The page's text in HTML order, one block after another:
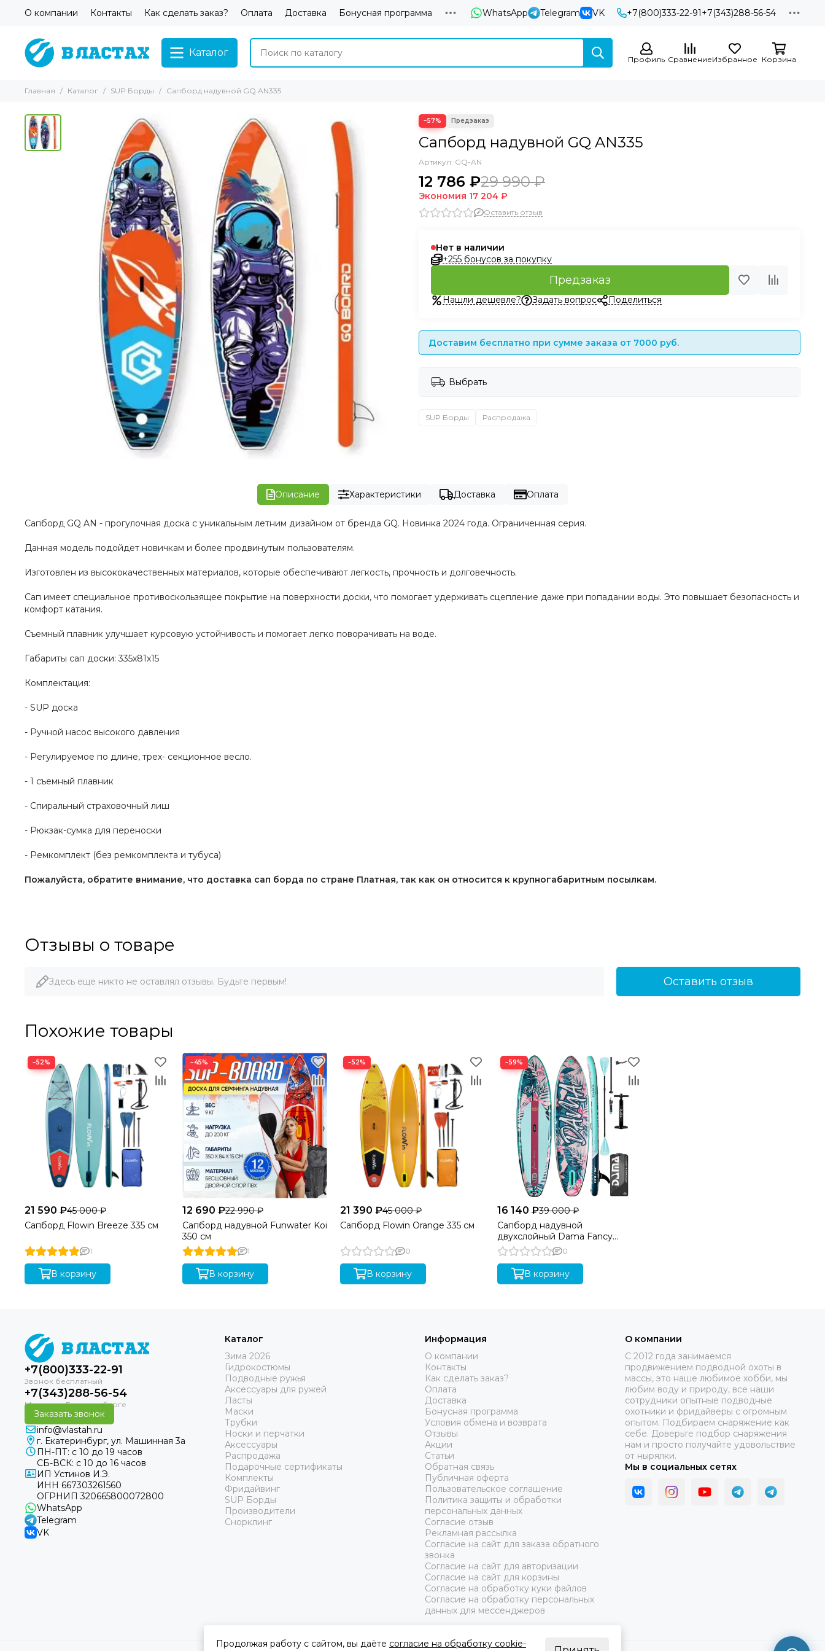
О компании Контакты Как сделать заказ? Оплата Доставка Бонусная программа WhatsApp Telegram VK +7(800)333-22-91+7(343)288-56-54
Каталог
Профиль СравнениеИзбранное Корзина
Главная Каталог SUP Борды Сапборд надувной GQ AN335
−57%
Сапборд надувной GQ AN335
Артикул: GQ-AN
12 786 ₽29 990 ₽
Экономия 17 204 ₽
Оставить отзыв
Нет в наличии
+255 бонусов за покупку
Предзаказ
Нашли дешевле? Задать вопрос Поделиться
Доставим бесплатно при сумме заказа от 7000 руб.
Выбрать
SUP Борды Распродажа
Описание Характеристики Доставка Оплата
Сапборд GQ AN - прогулочная доска с уникальным летним дизайном от бренда GQ. Новинка 2024 года. Ограниченная серия.
Данная модель подойдет новичкам и более продвинутым пользователям.
Изготовлен из высококачественных материалов, которые обеспечивают легкость, прочность и долговечность.
Сап имеет специальное противоскользящее покрытие на поверхности доски, что помогает удерживать сцепление даже при попадании воды. Это повышает безопасность и
комфорт катания.
Съемный плавник улучшает курсовую устойчивость и помогает легко поворачивать на воде.
Габариты сап доски: 335x81x15
Комплектация:
- SUP доска
- Ручной насос высокого давления
- Регулируемое по длине, трех- секционное весло.
- 1 съемный плавник
- Спиральный страховочный лиш
- Рюкзак-сумка для переноски
- Ремкомплект (без ремкомплекта и тубуса)
Пожалуйста, обратите внимание, что доставка сап борда по стране Платная, так как он относится к крупногабаритным посылкам.
Отзывы о товаре
Здесь еще никто не оставлял отзывы. Будьте первым! Оставить отзыв
Похожие товары
−52%
21 590 ₽45 000 ₽
Сапборд Flowin Breeze 335 см
1
В корзину
−45%
12 690 ₽22 990 ₽
Сапборд надувной Funwater Koi
350 см
1
В корзину
−52%
21 390 ₽45 000 ₽
Сапборд Flowin Orange 335 см
0
В корзину
−59%
16 140 ₽39 000 ₽
Сапборд надувной
двухслойный Dama Fancy
Flower 320 см 0
В корзину
+7(800)333-22-91
+7(343)288-56-54
Заказать звонок
info@vlastah.ru
г. Екатеринбург, ул. Машинная 3а
ПН-ПТ: с 10 до 19 часов
СБ-ВСК: с 10 до 16 часов
ИП Устинов И.Э.
ИНН 667303261560
ОГРНИП 320665800072800
WhatsApp
Telegram
VK
Каталог
Зима 2026
Гидрокостюмы
Подводные ружья
Аксессуары для ружей
Ласты
Маски
Трубки
Носки и перчатки
Аксессуары
Распродажа
Подарочные сертификаты
Комплекты
Фридайвинг
SUP Борды
Производители
Снорклинг
Информация
О компании
Контакты
Как сделать заказ?
Оплата
Доставка
Бонусная программа
Условия обмена и возврата
Отзывы
Акции
Статьи
Обратная связь
Публичная оферта
Пользовательское соглашение
Политика защиты и обработки
персональных данных
Согласие отзыв
Рекламная рассылка
Согласие на сайт для заказа обратного
звонка
Согласие на сайт для авторизации
Согласие на сайт для корзины
Согласие на обработку куки файлов
Согласие на обработку персональных
данных для мессенджеров
О компании
C 2012 года занимаемся
продвижением подводной охоты в
массы, это наше любимое хобби, мы
любим воду и природу, все наши
сотрудники опытные подводные
охотники и фридайверы с огромным
опытом. Подбираем снаряжение как
себе. Доверьте подбор снаряжения
нам и просто получайте удовольствие
от нырялки.
Мы в социальных сетях
Продолжая работу с сайтом, вы даёте согласие на обработку cookie-